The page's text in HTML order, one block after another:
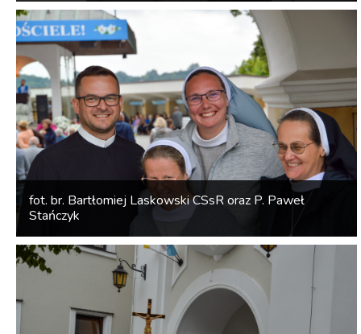
fot. br. Bartłomiej Laskowski CSsR oraz P. Paweł
Stańczyk